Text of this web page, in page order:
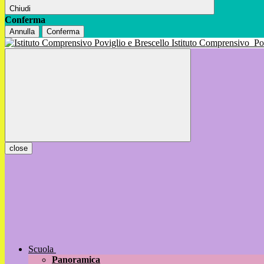
Chiudi
Conferma
Annulla Conferma
Istituto Comprensivo
close
Scuola
Panoramica